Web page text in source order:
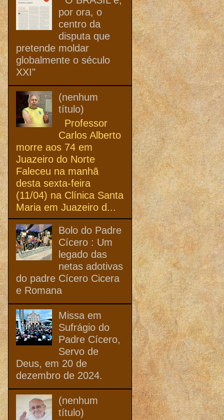
por ora, o
centro da
disputa que
pretende moldar
globalmente o século
XXI"
(nenhum
título)
Professor
Carlos Alberto
morre aos 74 em
Juazeiro do Norte
Faleceu na manhã
desta sexta-feira
(11/04) na Clínica Santa
Maria em Juazeiro d...
Bolo do Padre
Cícero : Um
legado das
netas adotivas
do padre Cícero Cicera
e Romana
Missa em
Sufrágio do
Padre Cícero,
Servo de
Deus, em 20 de
dezembro de 2024.
(nenhum
título)